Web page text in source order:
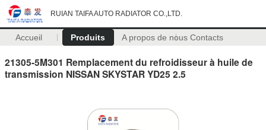
RUIAN TAIFA AUTO RADIATOR CO.,LTD.
Accueil Produits A propos de nous Contacts
21305-5M301 Remplacement du refroidisseur à huile de
transmission NISSAN SKYSTAR YD25 2.5